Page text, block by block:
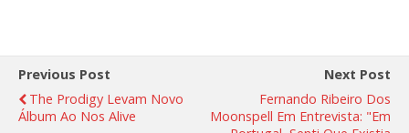
Previous Post
The Prodigy Levam Novo
Álbum Ao Nos Alive
Next Post
Fernando Ribeiro Dos
Moonspell Em Entrevista: "Em